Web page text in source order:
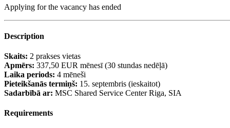
Applying for the vacancy has ended
Description
Skaits: 2 prakses vietas
Apmērs: 337,50 EUR mēnesī (30 stundas nedēļā)
Laika periods: 4 mēneši
Pieteikšanās termiņš: 15. septembris (ieskaitot)
Sadarbībā ar: MSC Shared Service Center Riga, SIA
Requirements